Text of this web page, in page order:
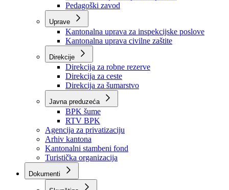
Zavod zdravstvenog osiguranja
Zavod za javno zdravstvo
Zavod za besplatnu pravnu pomoć
Pedagoški zavod
Kantonalna uprava za inspekcijske poslove
Kantonalna uprava civilne zaštite
Direkcije
Direkcija za robne rezerve
Direkcija za ceste
Direkcija za šumarstvo
Javna preduzeća
BPK šume
RTV BPK
Agencija za privatizaciju
Arhiv kantona
Kantonalni stambeni fond
Turistička organizacija